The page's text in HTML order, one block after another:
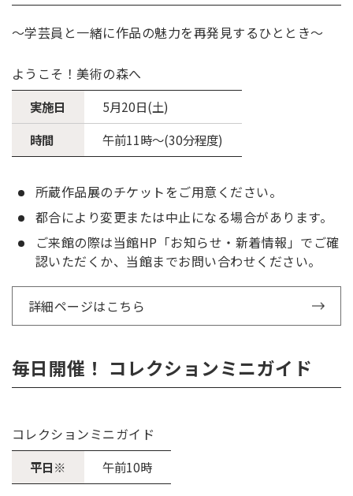
～学芸員と一緒に作品の魅力を再発見するひととき～
ようこそ！美術の森へ
実施日
5月20日(土)
時間
午前11時～(30分程度)
所蔵作品展のチケットをご用意ください。
都合により変更または中止になる場合があります。
ご来館の際は当館HP「お知らせ・新着情報」でご確
認いただくか、当館までお問い合わせください。
詳細ページはこちら
毎日開催！ コレクションミニガイド
コレクションミニガイド
平日※ 午前10時